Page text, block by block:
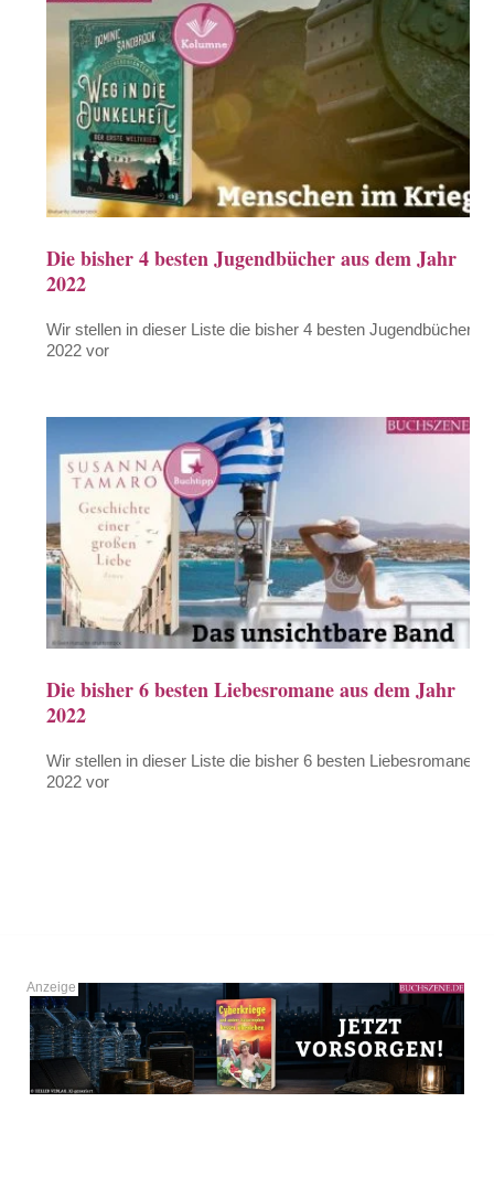
Die bisher 4 besten Jugendbücher aus dem Jahr
2022
Wir stellen in dieser Liste die bisher 4 besten Jugendbücher
2022 vor
Die bisher 6 besten Liebesromane aus dem Jahr
2022
Wir stellen in dieser Liste die bisher 6 besten Liebesromane
2022 vor